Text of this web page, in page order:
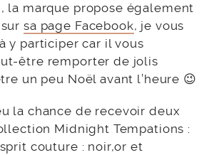
la marque propose également
sursa page Facebook, je vous
y participer car il vous
être remporter de jolis
un peu Noël avant l’heure 😉
la chance de recevoir deux
Midnight Tempations :
couture : noir,or et